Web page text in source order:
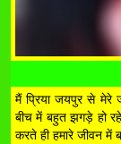
मैं प्रिया जयपुर से मेरे
बीच में बहुत झगड़े हो
करते ही हमारे जीवन में